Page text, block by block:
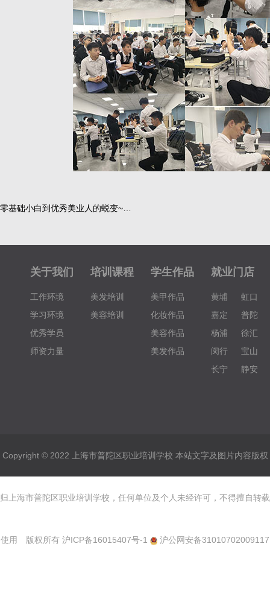
零基础小白到优秀美业人的蜕变~…
关于我们
工作环境
学习环境
优秀学员
师资力量
培训课程
美发培训
美容培训
学生作品
美甲作品
化妆作品
美容作品
美发作品
就业门店
黄埔
虹口
嘉定
普陀
杨浦
徐汇
闵行
宝山
长宁
静安
Copyright © 2022 上海市普陀区职业培训学校 本站文字及图片内容版权
归上海市普陀区职业培训学校，任何单位及个人未经许可，不得擅自转载
使用 版权所有 沪ICP备16015407号-1 沪公网安备31010702009117